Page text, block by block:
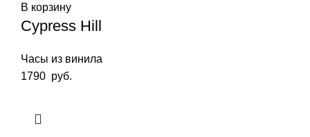
В корзину
Cypress Hill
Часы из винила
1790 руб.